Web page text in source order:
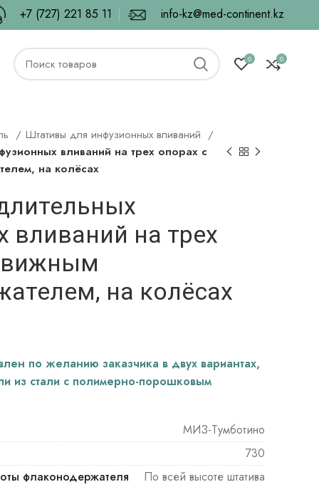
+7 (727) 221 85 11 info-kz@med-continent.kz
0 0
Штативы для инфузионных вливаний
вливаний на трех опорах с
на колёсах
вливаний на трех
на колёсах
по желанию заказчика в двух вариантах,
из стали с полимерно-порошковым
МИЗ-Тумботино
730
флаконодержателя
По всей высоте штатива